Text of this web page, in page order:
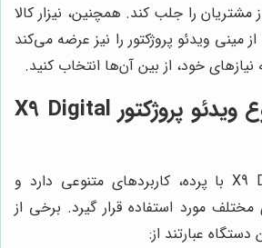
را جلب کند. همچنین، نیزار کالا
مینی ویدئو پروژکتور را نیز عرضه می‌کند
نیازهای خود، از بین آن‌ها انتخاب کنید.
کاربردهای متنوع ویدئو پروژکتور X9 Digital
ویدئو پروژکتور X9 Digital با پرده، کاربردهای متنوعی دارد و
مورد استفاده قرار گیرد. برخی از
عبارتند از: